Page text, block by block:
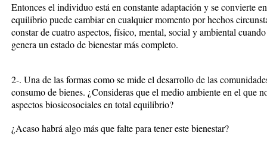
Entonces el individuo está en constante adaptación y se convierte
equilibrio puede cambiar en cualquier momento por hechos
constar de cuatro aspectos, físico, mental, social y ambiental
genera un estado de bienestar más completo.
2-. Una de las formas como se mide el desarrollo de las
consumo de bienes. ¿Consideras que el medio ambiente en el que
aspectos biosicosociales en total equilibrio?
¿Acaso habrá algo más que falte para tener este bienestar?